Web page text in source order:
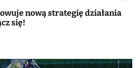
nową strategię działania
się!